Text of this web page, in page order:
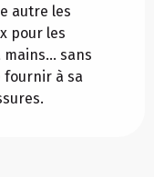
autre les
pour les
mains… sans
fournir à sa